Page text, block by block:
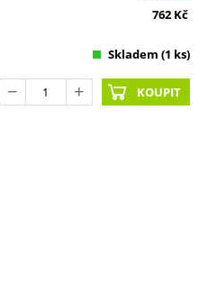
762 Kč
Skladem (1 ks)
KOUPIT